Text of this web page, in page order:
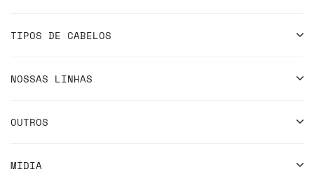
TIPOS DE CABELOS
NOSSAS LINHAS
OUTROS
MÍDIA